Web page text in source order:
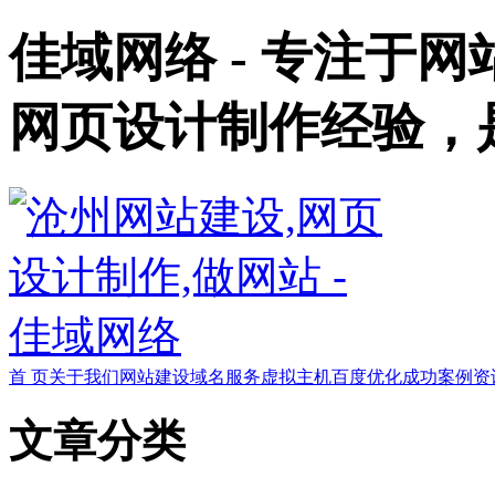
佳域网络 - 专注于网
网页设计制作经验
首 页关于我们网站建设域名服务虚拟主机百度优化成功案例 资
文章分类